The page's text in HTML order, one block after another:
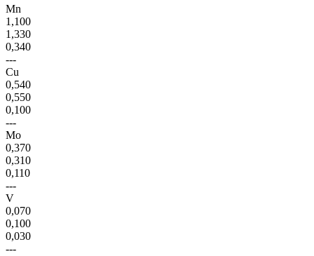
Mn
1,100
1,330
0,340
---
Cu
0,540
0,550
0,100
---
Mo
0,370
0,310
0,110
---
V
0,070
0,100
0,030
---